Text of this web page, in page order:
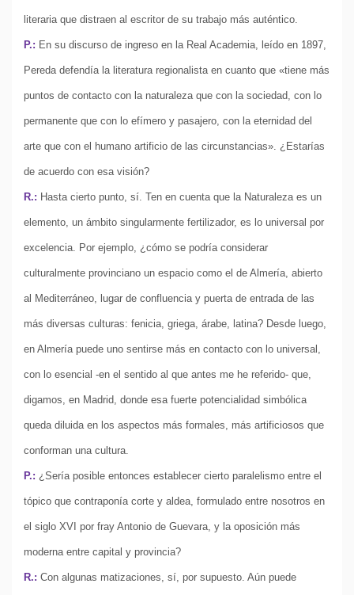
literaria que distraen al escritor de su trabajo más auténtico.
P.: En su discurso de ingreso en la Real Academia, leído en 1897,
Pereda defendía la literatura regionalista en cuanto que «tiene más
puntos de contacto con la naturaleza que con la sociedad, con lo
permanente que con lo efímero y pasajero, con la eternidad del
arte que con el humano artificio de las circunstancias». ¿Estarías
de acuerdo con esa visión?
R.: Hasta cierto punto, sí. Ten en cuenta que la Naturaleza es un
elemento, un ámbito singularmente fertilizador, es lo universal por
excelencia. Por ejemplo, ¿cómo se podría considerar
culturalmente provinciano un espacio como el de Almería, abierto
al Mediterráneo, lugar de confluencia y puerta de entrada de las
más diversas culturas: fenicia, griega, árabe, latina? Desde luego,
en Almería puede uno sentirse más en contacto con lo universal,
con lo esencial -en el sentido al que antes me he referido- que,
digamos, en Madrid, donde esa fuerte potencialidad simbólica
queda diluida en los aspectos más formales, más artificiosos que
conforman una cultura.
P.: ¿Sería posible entonces establecer cierto paralelismo entre el
tópico que contraponía corte y aldea, formulado entre nosotros en
el siglo XVI por fray Antonio de Guevara, y la oposición más
moderna entre capital y provincia?
R.: Con algunas matizaciones, sí, por supuesto. Aún puede